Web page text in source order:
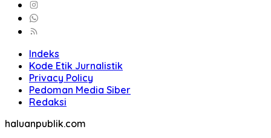
Indeks
Kode Etik Jurnalistik
Privacy Policy
Pedoman Media Siber
Redaksi
haluanpublik.com